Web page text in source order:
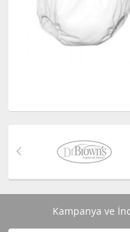
Kampanya ve